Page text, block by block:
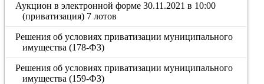
Аукцион в электронной форме 30.11.2021 в 10:00
(приватизация) 7 лотов
Решения об условиях приватизации муниципального
имущества (178-ФЗ)
Решения об условиях приватизации муниципального
имущества (159-ФЗ)